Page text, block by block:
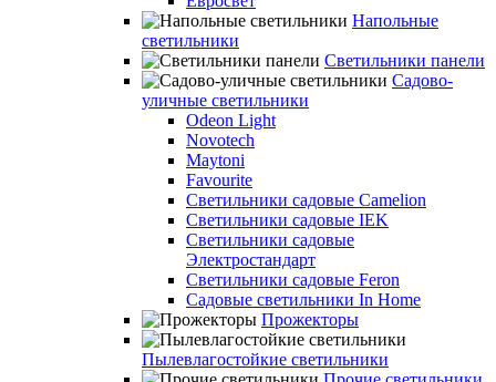
Напольные
светильники
Светильники панели
Садово-
уличные светильники
Odeon Light
Novotech
Maytoni
Favourite
Светильники садовые Camelion
Светильники садовые IEK
Светильники садовые
Электростандарт
Светильники садовые Feron
Садовые светильники In Home
Прожекторы
Пылевлагостойкие светильники